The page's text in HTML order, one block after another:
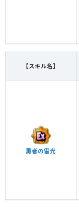
【スキル名】
勇者の雷光